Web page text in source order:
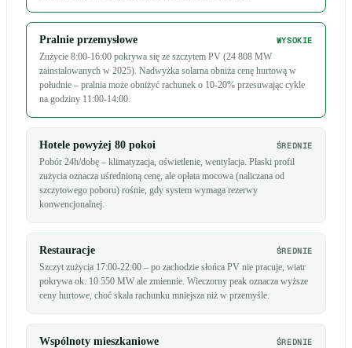
Pralnie przemysłowe WYSOKIE
Zużycie 8:00-16:00 pokrywa się ze szczytem PV (24 808 MW
zainstalowanych w 2025). Nadwyżka solarna obniża cenę hurtową w
południe – pralnia może obniżyć rachunek o 10-20% przesuwając cykle
na godziny 11:00-14:00.
Hotele powyżej 80 pokoi ŚREDNIE
Pobór 24h/dobę – klimatyzacja, oświetlenie, wentylacja. Płaski profil
zużycia oznacza uśrednioną cenę, ale opłata mocowa (naliczana od
szczytowego poboru) rośnie, gdy system wymaga rezerwy
konwencjonalnej.
Restauracje ŚREDNIE
Szczyt zużycia 17:00-22:00 – po zachodzie słońca PV nie pracuje, wiatr
pokrywa ok. 10 550 MW ale zmiennie. Wieczorny peak oznacza wyższe
ceny hurtowe, choć skala rachunku mniejsza niż w przemyśle.
Wspólnoty mieszkaniowe ŚREDNIE